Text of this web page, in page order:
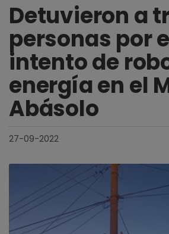
Detuvieron a
personas por
intento de
energía en el
Abásolo
27-09-2022